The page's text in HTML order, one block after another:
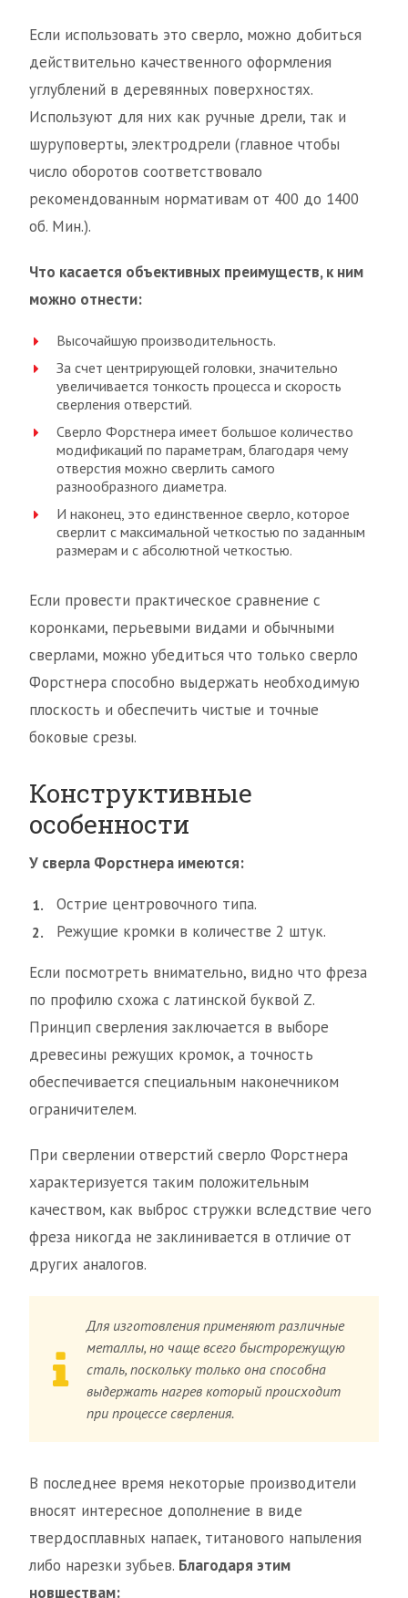
Если использовать это сверло, можно добиться
действительно качественного оформления
углублений в деревянных поверхностях.
Используют для них как ручные дрели, так и
шуруповерты, электродрели (главное чтобы
число оборотов соответствовало
рекомендованным нормативам от 400 до 1400
об. Мин.).
Что касается объективных преимуществ, к ним
можно отнести:
Высочайшую производительность.
За счет центрирующей головки, значительно
увеличивается тонкость процесса и скорость
сверления отверстий.
Сверло Форстнера имеет большое количество
модификаций по параметрам, благодаря чему
отверстия можно сверлить самого
разнообразного диаметра.
И наконец, это единственное сверло, которое
сверлит с максимальной четкостью по заданным
размерам и с абсолютной четкостью.
Если провести практическое сравнение с
коронками, перьевыми видами и обычными
сверлами, можно убедиться что только сверло
Форстнера способно выдержать необходимую
плоскость и обеспечить чистые и точные
боковые срезы.
Конструктивные
особенности
У сверла Форстнера имеются:
Острие центровочного типа.
Режущие кромки в количестве 2 штук.
Если посмотреть внимательно, видно что фреза
по профилю схожа с латинской буквой Z.
Принцип сверления заключается в выборе
древесины режущих кромок, а точность
обеспечивается специальным наконечником
ограничителем.
При сверлении отверстий сверло Форстнера
характеризуется таким положительным
качеством, как выброс стружки вследствие чего
фреза никогда не заклинивается в отличие от
других аналогов.
Для изготовления применяют различные
металлы, но чаще всего быстрорежущую
сталь, поскольку только она способна
выдержать нагрев который происходит
при процессе сверления.
В последнее время некоторые производители
вносят интересное дополнение в виде
твердосплавных напаек, титанового напыления
либо нарезки зубьев. Благодаря этим
новшествам: